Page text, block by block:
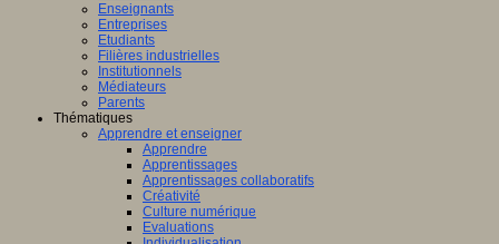
Enseignants
Entreprises
Etudiants
Filières industrielles
Institutionnels
Médiateurs
Parents
Thématiques
Apprendre et enseigner
Apprendre
Apprentissages
Apprentissages collaboratifs
Créativité
Culture numérique
Evaluations